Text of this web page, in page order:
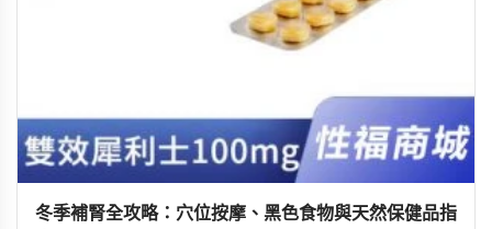
冬季補腎全攻略：穴位按摩、黑色食物與天然保健品指